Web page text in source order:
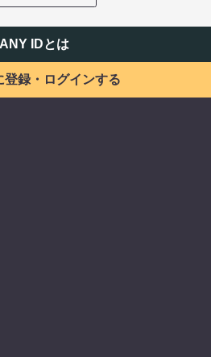
IDとは
登録・ログインする